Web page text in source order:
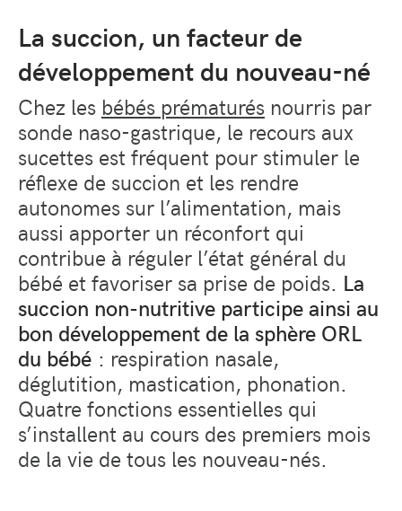
La succion, un facteur de
développement du nouveau-né
Chez les bébés prématurés nourris par
sonde naso-gastrique, le recours aux
sucettes est fréquent pour stimuler le
réflexe de succion et les rendre
autonomes sur l’alimentation, mais
aussi apporter un réconfort qui
contribue à réguler l’état général du
bébé et favoriser sa prise de poids. La
succion non-nutritive participe ainsi au
bon développement de la sphère ORL
du bébé : respiration nasale,
déglutition, mastication, phonation.
Quatre fonctions essentielles qui
s’installent au cours des premiers mois
de la vie de tous les nouveau-nés.